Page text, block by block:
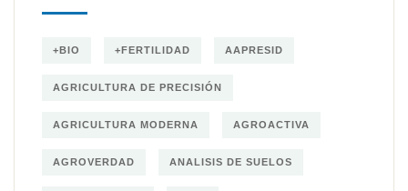
+BIO +FERTILIDAD AAPRESID
AGRICULTURA DE PRECISIÓN
AGRICULTURA MODERNA AGROACTIVA
AGROVERDAD ANALISIS DE SUELOS